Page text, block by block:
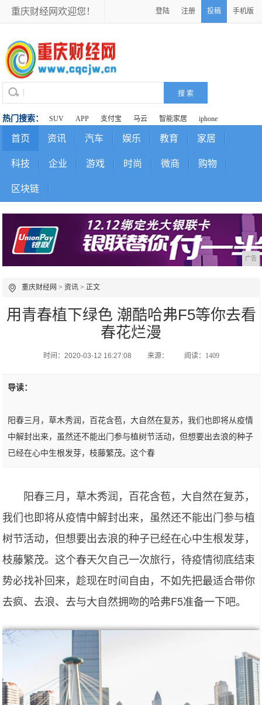
重庆财经网欢迎您！ 登陆 注册 投稿 手机版
热门搜索： SUV APP 支付宝 马云 智能家居 iphone
首页 资讯 汽车 娱乐 教育 家居
科技 企业 游戏 时尚 微商 购物
区块链
广告
重庆财经网 >资讯 > 正文
用青春植下绿色 潮酷哈弗F5等你去看
春花烂漫
时间：2020-03-12 16:27:08 来源： 阅读：1409
导读：
阳春三月，草木秀润，百花含苞，大自然在复苏，我们也即将从疫情
中解封出来，虽然还不能出门参与植树节活动，但想要出去浪的种子
已经在心中生根发芽，枝藤繁茂。这个春
阳春三月，草木秀润，百花含苞，大自然在复苏，
我们也即将从疫情中解封出来，虽然还不能出门参与植
树节活动，但想要出去浪的种子已经在心中生根发芽，
枝藤繁茂。这个春天欠自己一次旅行，待疫情彻底结束
势必找补回来，趁现在时间自由，不如先把最适合带你
去疯、去浪、去与大自然拥吻的哈弗F5准备一下吧。